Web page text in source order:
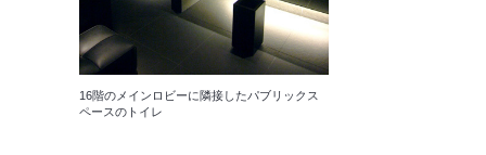
16階のメインロビーに隣接したパブリックス
ペースのトイレ